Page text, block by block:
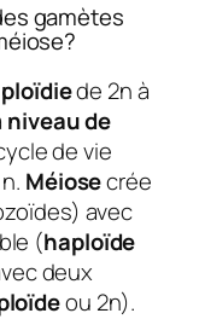
gamètes
de 2n à
niveau de
de vie
Méiosecrée
avec
(haploïde
deux
ou 2n).